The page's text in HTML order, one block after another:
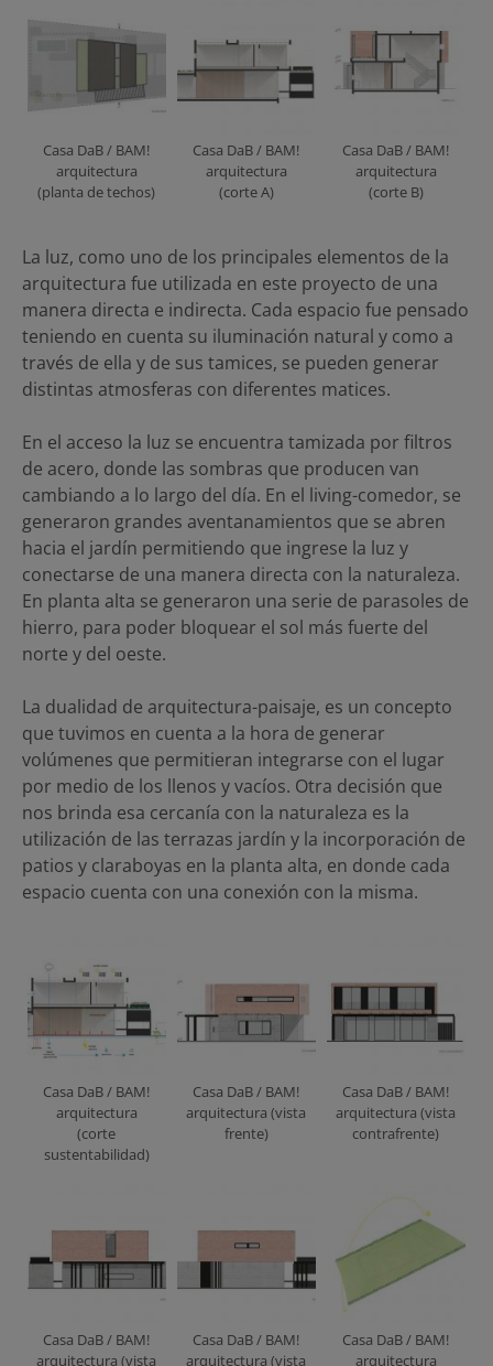
Casa DaB / BAM!
arquitectura
(planta de techos)
Casa DaB / BAM!
arquitectura
(corte A)
Casa DaB / BAM!
arquitectura
(corte B)
La luz, como uno de los principales elementos de la
arquitectura fue utilizada en este proyecto de una
manera directa e indirecta. Cada espacio fue pensado
teniendo en cuenta su iluminación natural y como a
través de ella y de sus tamices, se pueden generar
distintas atmosferas con diferentes matices.
En el acceso la luz se encuentra tamizada por filtros
de acero, donde las sombras que producen van
cambiando a lo largo del día. En el living-comedor, se
generaron grandes aventanamientos que se abren
hacia el jardín permitiendo que ingrese la luz y
conectarse de una manera directa con la naturaleza.
En planta alta se generaron una serie de parasoles de
hierro, para poder bloquear el sol más fuerte del
norte y del oeste.
La dualidad de arquitectura-paisaje, es un concepto
que tuvimos en cuenta a la hora de generar
volúmenes que permitieran integrarse con el lugar
por medio de los llenos y vacíos. Otra decisión que
nos brinda esa cercanía con la naturaleza es la
utilización de las terrazas jardín y la incorporación de
patios y claraboyas en la planta alta, en donde cada
espacio cuenta con una conexión con la misma.
Casa DaB / BAM!
arquitectura
(corte
sustentabilidad)
Casa DaB / BAM!
arquitectura (vista
frente)
Casa DaB / BAM!
arquitectura (vista
contrafrente)
Casa DaB / BAM!
arquitectura (vista
Casa DaB / BAM!
arquitectura (vista
Casa DaB / BAM!
arquitectura